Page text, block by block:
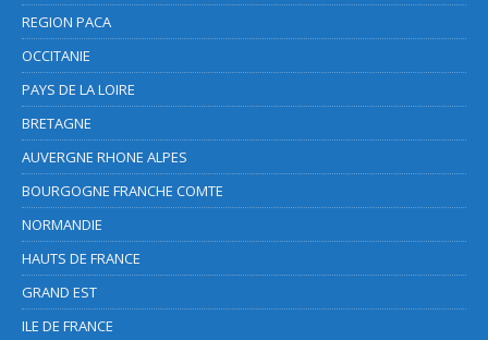
REGION PACA
OCCITANIE
PAYS DE LA LOIRE
BRETAGNE
AUVERGNE RHONE ALPES
BOURGOGNE FRANCHE COMTE
NORMANDIE
HAUTS DE FRANCE
GRAND EST
ILE DE FRANCE